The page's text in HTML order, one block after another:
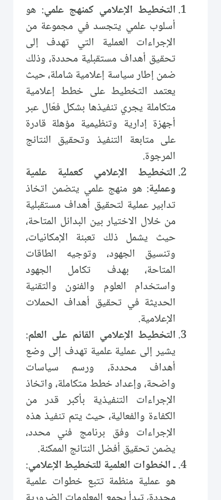
التخطيط الإعلامي كمنهج علمي: هو
أسلوب علمي يتجسد في مجموعة من
الإجراءات العملية التي تهدف إلى
تحقيق أهداف مستقبلية محددة، وذلك
ضمن إطار سياسة إعلامية شاملة، حيث
يعتمد التخطيط على خطط إعلامية
متكاملة يجري تنفيذها بشكل فعّال عبر
أجهزة إدارية وتنظيمية مؤهلة قادرة
على متابعة التنفيذ وتحقيق النتائج
المرجوة.
التخطيط الإعلامي كعملية علمية
وعملية: هو منهج علمي يتضمن اتخاذ
تدابير عملية لتحقيق أهداف مستقبلية
من خلال الاختيار بين البدائل المتاحة،
حيث يشمل ذلك تعبئة الإمكانيات،
وتنسيق الجهود، وتوجيه الطاقات
المتاحة، بهدف تكامل الجهود
واستخدام العلوم والفنون والتقنية
الحديثة في تحقيق أهداف الحملات
الإعلامية.
التخطيط الإعلامي القائم على العلم:
يشير إلى عملية علمية تهدف إلى وضع
أهداف محددة، ورسم سياسات
واضحة، وإعداد خطط متكاملة، واتخاذ
الإجراءات التنفيذية بأكبر قدر من
الكفاءة والفعالية، حيث يتم تنفيذ هذه
الإجراءات وفق برنامج فني محدد،
يضمن تحقيق أفضل النتائج الممكنة.
ـ الخطوات العلمية للتخطيط الإعلامي:
هو عملية منظمة تتبع خطوات علمية